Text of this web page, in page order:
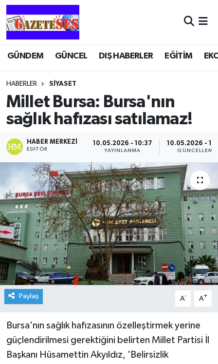
GÜNDEM GÜNCEL DIŞ HABERLER EĞİTİM
HABERLER SİYASET
Millet Bursa: Bursa'nın
sağlık hafızası satılamaz!
HABER MERKEZI
EDITÖR
10.05.2026 - 10:37
YAYINLANMA
10.05.2026 -
GÜNCELLEME
Paylaş A- A+
Bursa'nın sağlık hafızasının özelleştirmek yerine
güçlendirilmesi gerektiğini belirten Millet Partisi İl
Başkanı Hüsamettin Akyıldız, 'Belirsizlik